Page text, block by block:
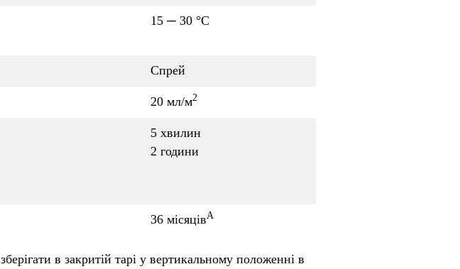
15 ─ 30 °C
Спрей
20 мл/м2
5 хвилин
2 години
36 місяцівA
зберігати в закритій тарі у вертикальному положенні в